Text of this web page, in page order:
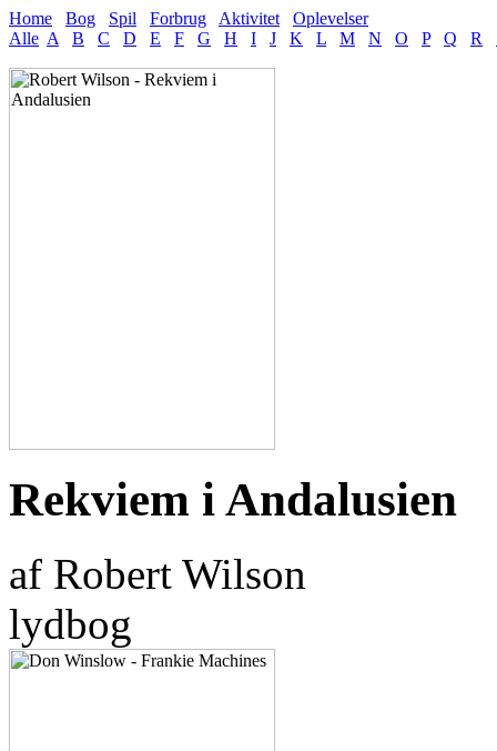
Home Bog Spil Forbrug Aktivitet
Oplevelser
Alle A B C D E F G H I J K L M N O P Q R
Rekviem i Andalusien
af Robert Wilson
lydbog